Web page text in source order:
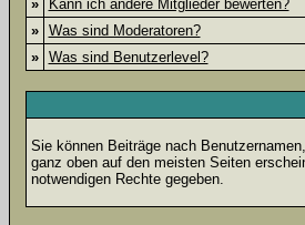
»
Kann ich andere Mitglieder bewerten?
»
Was sind Moderatoren?
»
Was sind Benutzerlevel?
Sie können Beiträge nach
ganz oben auf den meisten Seiten
notwendigen Rechte gegeben.